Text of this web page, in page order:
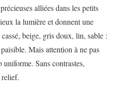
alliées dans les petits
la lumière et donnent une
beige, gris doux, lin, sable :
Mais attention à ne pas
Sans contrastes,
relief.